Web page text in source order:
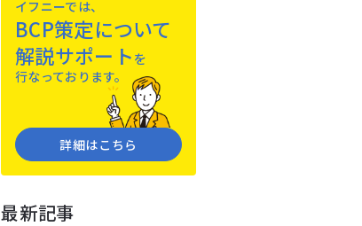
イフニーでは、
BCP策定について
解説サポート を
⾏なっております。
詳細はこちら
最新記事